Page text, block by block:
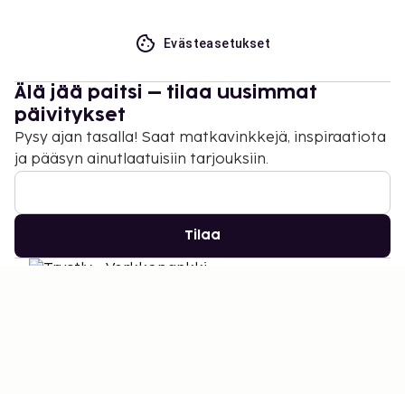
Evästeasetukset
Älä jää paitsi – tilaa uusimmat
päivitykset
Pysy ajan tasalla! Saat matkavinkkejä, inspiraatiota
ja pääsyn ainutlaatuisiin tarjouksiin.
Tilaa